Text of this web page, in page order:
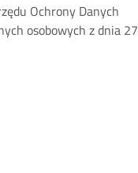
Ochrony Danych
osobowych z dnia 27